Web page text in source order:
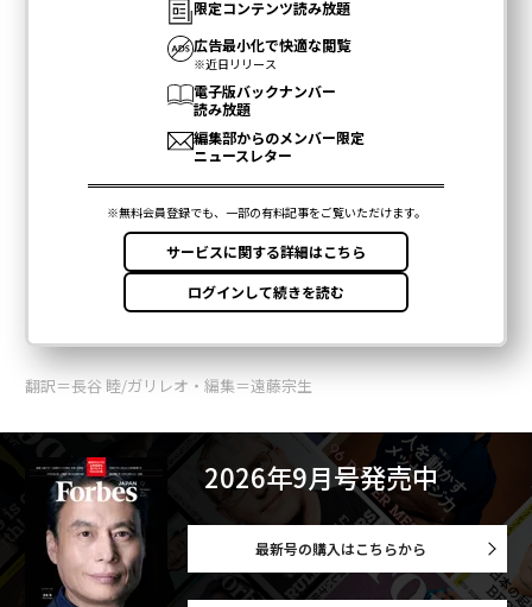
翻訳＝長谷 睦/ガリレオ・編集＝遠藤宗生
2026年9月号発売中
最新号の購入はこちらから